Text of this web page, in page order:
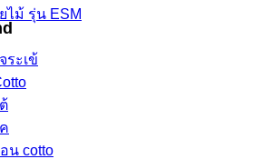
ไม้ รุ่น ESM
ระเข้
น cotto